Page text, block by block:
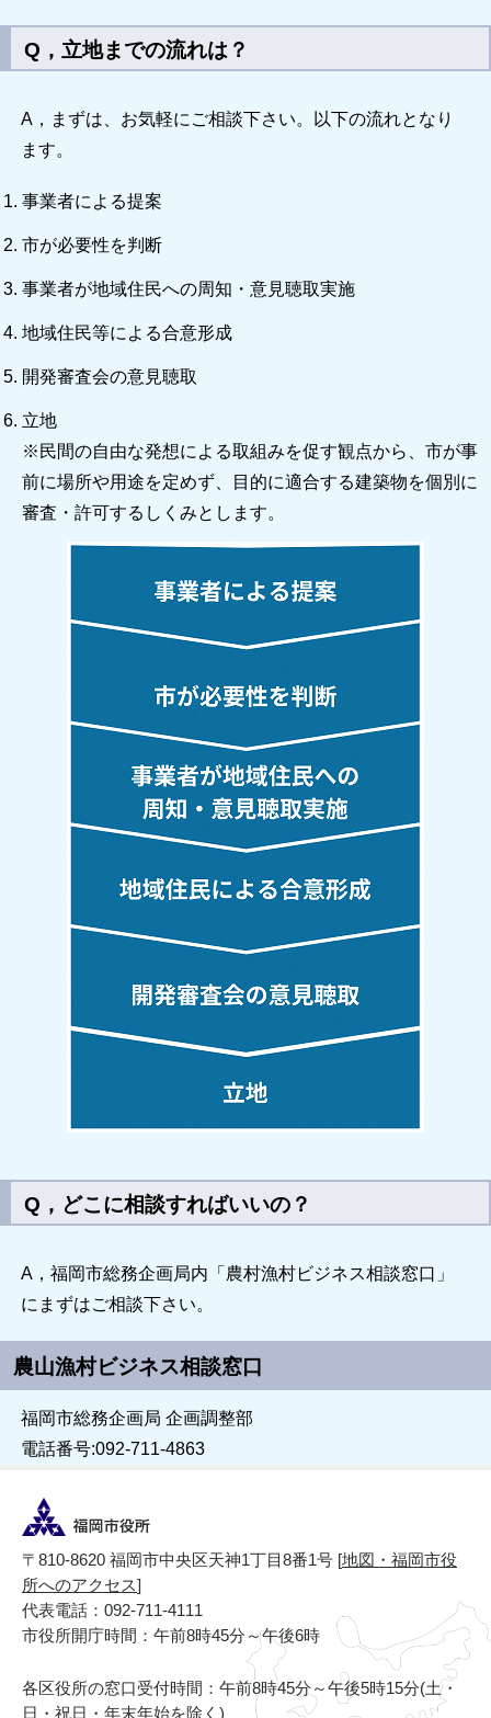
Q，立地までの流れは？
A，まずは、お気軽にご相談下さい。以下の流れとなり
ます。
事業者による提案
市が必要性を判断
事業者が地域住民への周知・意見聴取実施
地域住民等による合意形成
開発審査会の意見聴取
立地
※民間の自由な発想による取組みを促す観点から、市が事
前に場所や用途を定めず、目的に適合する建築物を個別に
審査・許可するしくみとします。
Q，どこに相談すればいいの？
A，福岡市総務企画局内「農村漁村ビジネス相談窓口」
にまずはご相談下さい。
農山漁村ビジネス相談窓口
福岡市総務企画局 企画調整部
電話番号:092-711-4863
〒810-8620 福岡市中央区天神1丁目8番1号 [地図・福岡市役
所へのアクセス]
代表電話：092-711-4111
市役所開庁時間：午前8時45分～午後6時
各区役所の窓口受付時間：午前8時45分～午後5時15分(土・
日・祝日・年末年始を除く)